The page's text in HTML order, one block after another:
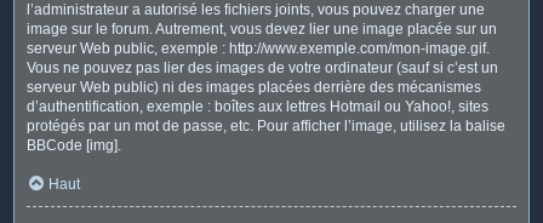
l’administrateur a autorisé les fichiers joints, vous pouvez charger une
image sur le forum. Autrement, vous devez lier une image placée sur un
serveur Web public, exemple : http://www.exemple.com/mon-image.gif.
Vous ne pouvez pas lier des images de votre ordinateur (sauf si c’est un
serveur Web public) ni des images placées derrière des mécanismes
d’authentification, exemple : boîtes aux lettres Hotmail ou Yahoo!, sites
protégés par un mot de passe, etc. Pour afficher l’image, utilisez la balise
BBCode [img].
Haut